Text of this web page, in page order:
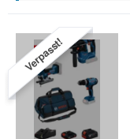
Verpasst!